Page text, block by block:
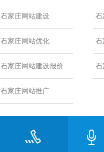
石家庄网站建设
石家庄网站优化
石家庄网站建设报价
石家庄网站推广
石
石
石